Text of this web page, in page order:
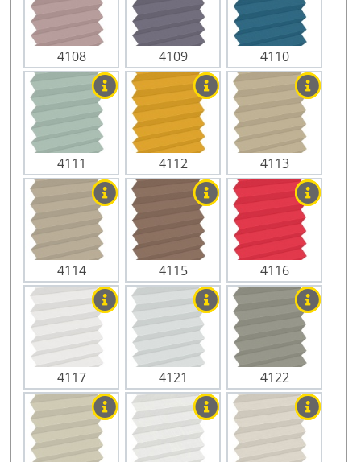
4108 4109 4110
4111 4112 4113
4114 4115 4116
4117 4121 4122